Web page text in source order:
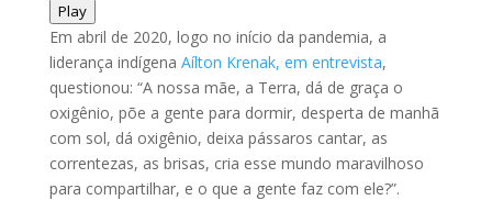
Play
Em abril de 2020, logo no início da pandemia, a
liderança indígena Aílton Krenak, em entrevista,
questionou: “A nossa mãe, a Terra, dá de graça o
oxigênio, põe a gente para dormir, desperta de manhã
com sol, dá oxigênio, deixa pássaros cantar, as
correntezas, as brisas, cria esse mundo maravilhoso
para compartilhar, e o que a gente faz com ele?”.